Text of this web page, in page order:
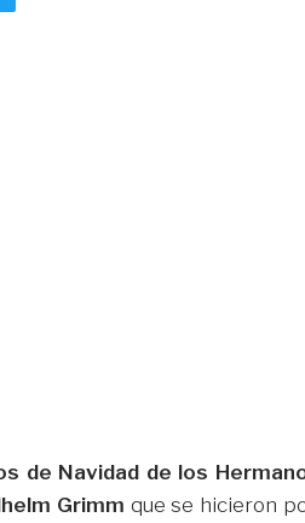
de Navidad de los
Grimm que se hicieron